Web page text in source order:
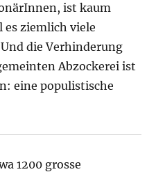
ist kaum
ziemlich viele
die Verhinderung
Abzockerei ist
eine populistische
1200 grosse